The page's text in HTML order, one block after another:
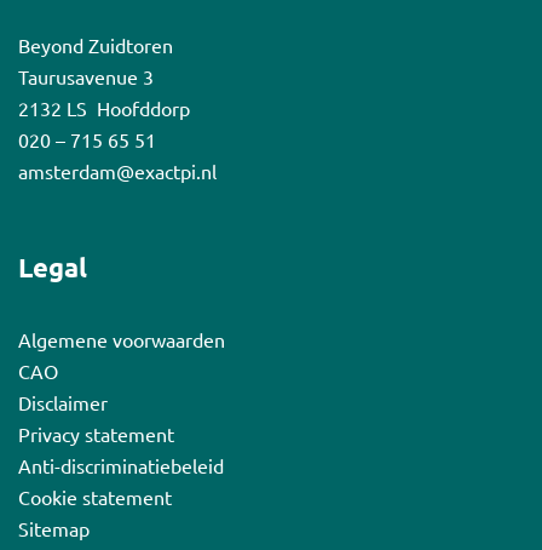
Beyond Zuidtoren
Taurusavenue 3
2132 LS Hoofddorp
020 – 715 65 51
amsterdam@exactpi.nl
Legal
Algemene voorwaarden
CAO
Disclaimer
Privacy statement
Anti-discriminatiebeleid
Cookie statement
Sitemap